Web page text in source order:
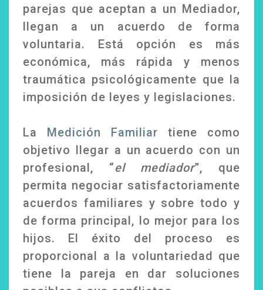
parejas que aceptan a un Mediador,
llegan a un acuerdo de forma
voluntaria. Está opción es más
económica, más rápida y menos
traumática psicológicamente que la
imposición de leyes y legislaciones.
La Medición Familiar tiene como
objetivo llegar a un acuerdo con un
profesional, “el mediador”, que
permita negociar satisfactoriamente
acuerdos familiares y sobre todo y
de forma principal, lo mejor para los
hijos. El éxito del proceso es
proporcional a la voluntariedad que
tiene la pareja en dar soluciones